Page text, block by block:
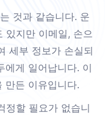
것과 같습니다. 운
있지만 이메일, 손으
세부 정보가 손실되
에게 일어납니다. 이
만든 이유입니다.
정할 필요가 없습니